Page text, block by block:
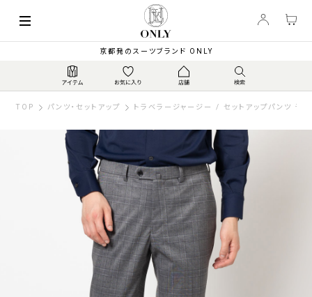
京都発のスーツブランド ONLY
TOP パンツ・セットアップ トラベラージャージー / セットアップパンツ ライ